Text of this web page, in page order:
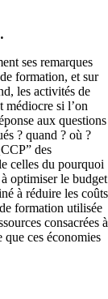
ses remarques
formation, et sur
les activités de
si l’on
aux questions
? quand ? où ?
des
celles du pourquoi
optimiser le budget
à réduire les coûts
formation utilisée
consacrées à
ces économies